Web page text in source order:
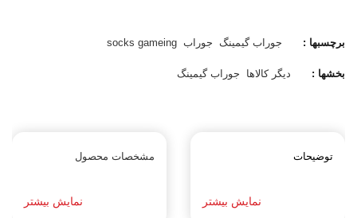
برچسبها : جوراب گیمینگ جوراب socks gameing
بخشها : دیگر کالاها جوراب گیمینگ
توضیحات
نمایش بیشتر
مشخصات محصول
نمایش بیشتر